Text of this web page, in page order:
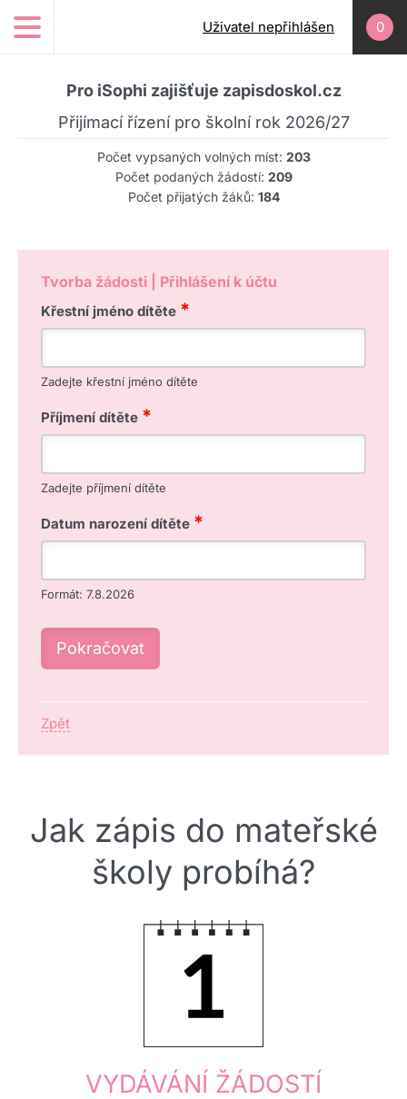
Uživatel nepřihlášen
0
Pro iSophi zajišťuje zapisdoskol.cz
Přijímací řízení pro školní rok 2026/27
Počet vypsaných volných míst: 203
Počet podaných žádostí: 209
Počet přijatých žáků: 184
Tvorba žádosti | Přihlášení k účtu
Křestní jméno dítěte *
Zadejte křestní jméno dítěte
Příjmení dítěte *
Zadejte příjmení dítěte
Datum narození dítěte *
Datum
Formát: 7.8.2026
Zpět
Jak zápis do mateřské
školy probíhá?
VYDÁVÁNÍ ŽÁDOSTÍ